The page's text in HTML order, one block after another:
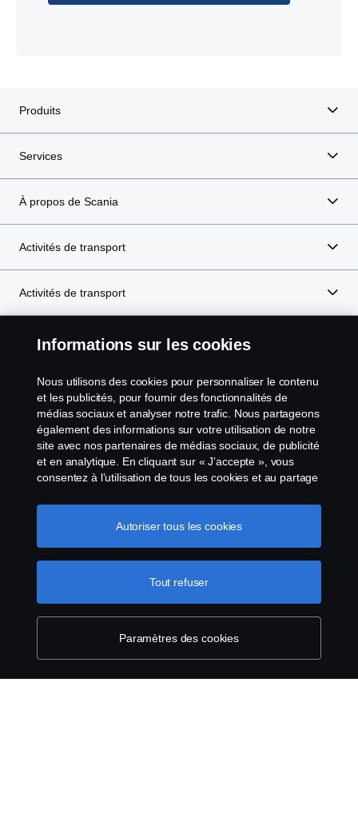
Produits
Services
À propos de Scania
Activités de transport
Activités de transport
e-Mobility
Scania in Your Region: Luxembourg
Informations sur les cookies
Nous utilisons des cookies pour personnaliser le contenu
et les publicités, pour fournir des fonctionnalités de
médias sociaux et analyser notre trafic. Nous partageons
également des informations sur votre utilisation de notre
site avec nos partenaires de médias sociaux, de publicité
et en analytique. En cliquant sur « J’accepte », vous
consentez à l’utilisation de tous les cookies et au partage
cookies en cliquant sur « Paramètres des cookies » et en
sélectionnant les catégories que vous souhaitez
Pour en savoir plus sur la
protection de votre vie privée
Paramètres des cookies
Tout refuser
Autoriser tous les cookies